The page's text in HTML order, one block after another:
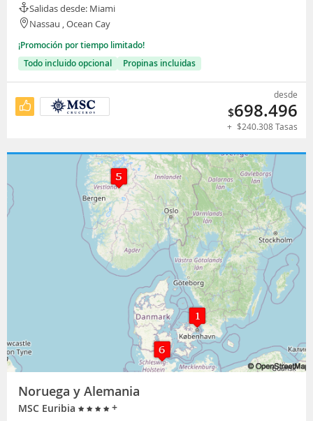
Salidas desde: Miami
Nassau , Ocean Cay
¡Promoción por tiempo limitado!
Todo incluido opcional
Propinas incluidas
desde
$698.496
+ $240.308Tasas
Noruega y Alemania
MSC Euribia +